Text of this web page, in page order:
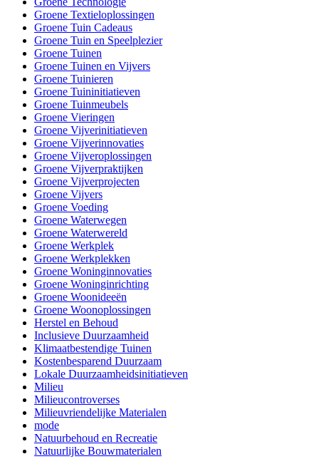
Groene Textieloplossingen
Groene Tuin Cadeaus
Groene Tuin en Speelplezier
Groene Tuinen
Groene Tuinen en Vijvers
Groene Tuinieren
Groene Tuininitiatieven
Groene Tuinmeubels
Groene Vieringen
Groene Vijverinitiatieven
Groene Vijverinnovaties
Groene Vijveroplossingen
Groene Vijverpraktijken
Groene Vijverprojecten
Groene Vijvers
Groene Voeding
Groene Waterwegen
Groene Waterwereld
Groene Werkplek
Groene Werkplekken
Groene Woninginnovaties
Groene Woninginrichting
Groene Woonideeën
Groene Woonoplossingen
Herstel en Behoud
Inclusieve Duurzaamheid
Klimaatbestendige Tuinen
Kostenbesparend Duurzaam
Lokale Duurzaamheidsinitiatieven
Milieu
Milieucontroverses
Milieuvriendelijke Materialen
mode
Natuurbehoud en Recreatie
Natuurlijke Bouwmaterialen